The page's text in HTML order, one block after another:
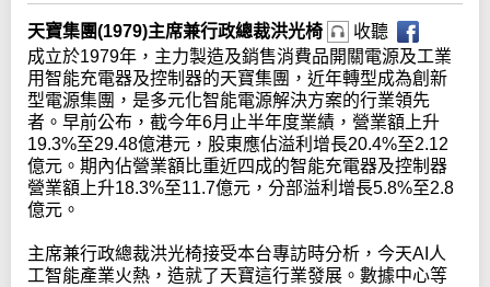
天寶集團(1979)主席兼行政總裁洪光椅
收聽
成立於1979年，主力製造及銷售消費品開關電源及工業
用智能充電器及控制器的天寶集團，近年轉型成為創新
型電源集團，是多元化智能電源解決方案的行業領先
者。早前公布，截今年6月止半年度業績，營業額上升
19.3%至29.48億港元，股東應佔溢利增長20.4%至2.12
億元。期內佔營業額比重近四成的智能充電器及控制器
營業額上升18.3%至11.7億元，分部溢利增長5.8%至2.8
億元。
主席兼行政總裁洪光椅接受本台專訪時分析，今天AI人
工智能產業火熱，造就了天寶這行業發展。數據中心等